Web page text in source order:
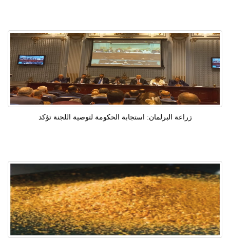
زراعة البرلمان: استجابة الحكومة لتوصية اللجنة تؤكد